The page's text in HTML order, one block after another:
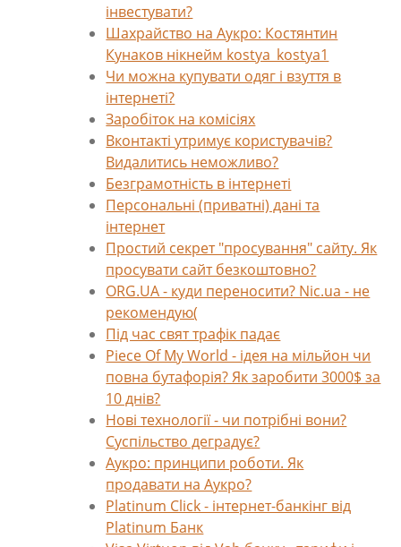
інвестувати?
Шахрайство на Аукро: Костянтин
Кунаков нікнейм kostya_kostya1
Чи можна купувати одяг і взуття в
інтернеті?
Заробіток на комісіях
Вконтакті утримує користувачів?
Видалитись неможливо?
Безграмотність в інтернеті
Персональні (приватні) дані та
інтернет
Простий секрет "просування" сайту. Як
просувати сайт безкоштовно?
ORG.UA - куди переносити? Nic.ua - не
рекомендую(
Під час свят трафік падає
Piece Of My World - ідея на мільйон чи
повна бутафорія? Як заробити 3000$ за
10 днів?
Нові технології - чи потрібні вони?
Суспільство деградує?
Аукро: принципи роботи. Як
продавати на Аукро?
Platinum Click - інтернет-банкінг від
Platinum Банк